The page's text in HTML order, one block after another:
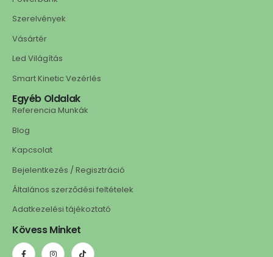
Szerelvények
Vásártér
Led Világítás
Smart Kinetic Vezérlés
Egyéb Oldalak
Referencia Munkák
Blog
Kapcsolat
Bejelentkezés / Regisztráció
Általános szerződési feltételek
Adatkezelési tájékoztató
Kövess Minket